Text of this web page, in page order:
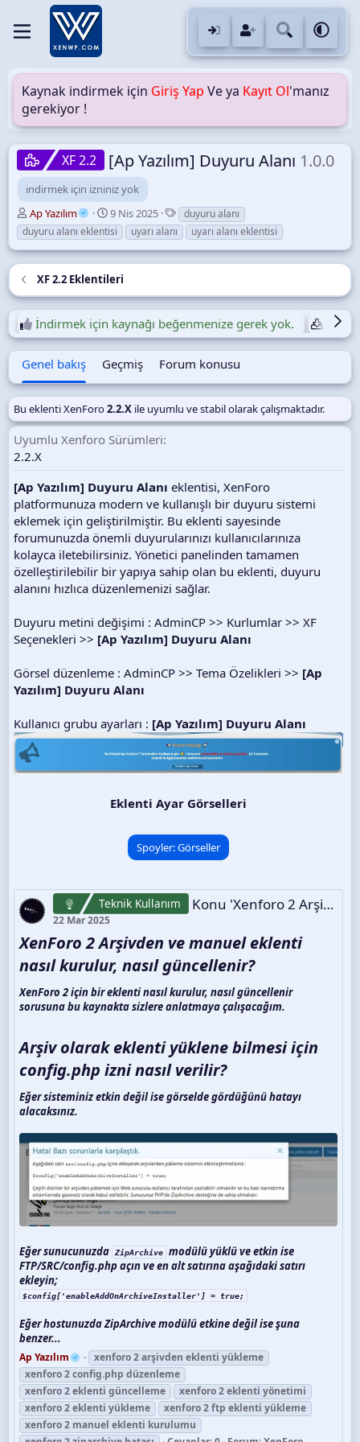
Kaynak indirmek için Giriş Yap Ve ya Kayıt Ol'manız
gerekiyor !
XF 2.2 [Ap Yazılım] Duyuru Alanı 1.0.0
indirmek için izniniz yok
Y
a
z
a
Ap Yazılım
O
l
u
ş
u
r
u
m
a
t
a
r
i
h
i
9 Nis 2025
E
t
i
k
l
e
r
duyuru alanı
duyuru alanı eklentisi
uyarı alanı uyarı alanı eklentisi
XF 2.2 Eklentileri
İndirmek için kaynağı beğenmenize gerek yok.
Genel bakış Geçmiş Forum konusu
Bu eklenti XenForo2.2.X ile uyumlu ve stabil olarak çalışmaktadır.
Uyumlu Xenforo Sürümleri
2.2.X
[Ap Yazılım] Duyuru Alanı eklentisi, XenForo
platformunuza modern ve kullanışlı bir duyuru sistemi
eklemek için geliştirilmiştir. Bu eklenti sayesinde
forumunuzda önemli duyurularınızı kullanıcılarınıza
kolayca iletebilirsiniz. Yönetici panelinden tamamen
özelleştirilebilir bir yapıya sahip olan bu eklenti, duyuru
alanını hızlıca düzenlemenizi sağlar.
Duyuru metini değişimi : AdminCP >> Kurlumlar >> XF
Seçenekleri >> [Ap Yazılım] Duyuru Alanı
Görsel düzenleme : AdminCP >> Tema Özelikleri >> [Ap
Yazılım] Duyuru Alanı
Kullanıcı grubu ayarları : [Ap Yazılım] Duyuru Alanı
Eklenti Ayar Görselleri
Spoyler:Görseller
Teknik Kullanım Konu 'Xenforo 2 Arşivden Ve Manuel Eklenti Nasıl Kurulur, Nasıl Güncellenir?'
22 Mar 2025
XenForo 2 Arşivden ve manuel eklenti
nasıl kurulur, nasıl güncellenir?​
XenForo 2 için bir eklenti nasıl kurulur, nasıl güncellenir
sorusuna bu kaynakta sizlere anlatmaya çalışacağım.
Arşiv olarak eklenti yüklene bilmesi için
config.php izni nasıl verilir?​
Eğer sisteminiz etkin değil ise görselde gördüğünü hatayı
alacaksınız.
Eğer sunucunuzda ZipArchive modülü yüklü ve etkin ise
FTP/SRC/config.php açın ve en alt satırına aşağıdaki satırı
ekleyin;
$config['enableAddOnArchiveInstaller'] = true;
Eğer hostunuzda ZipArchive modülü etkine değil ise şuna
benzer...
Ap Yazılım
xenforo 2 arşivden eklenti yükleme
xenforo 2 config.php düzenleme
xenforo 2 eklenti güncelleme
xenforo 2 eklenti yönetimi
xenforo 2 eklenti yükleme
xenforo 2 ftp eklenti yükleme
xenforo 2 manuel eklenti kurulumu